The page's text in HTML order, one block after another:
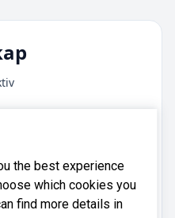
i
organisasjonsnummer
the best experience
which cookies you
find more details in